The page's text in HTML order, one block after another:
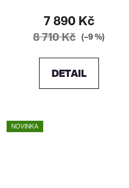
7 890 Kč
8 710 Kč (–9 %)
DETAIL
NOVINKA